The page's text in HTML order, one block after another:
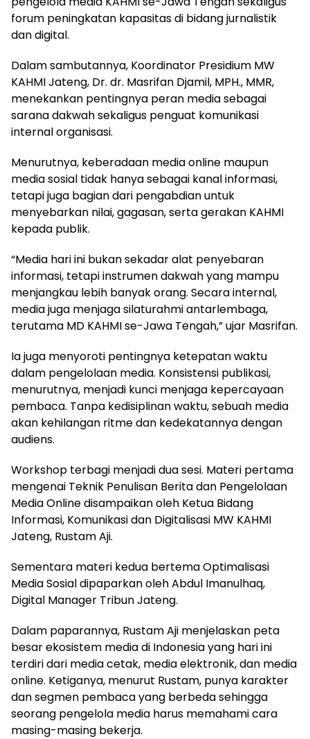
forum peningkatan kapasitas di bidang jurnalistik
dan digital.
Dalam sambutannya, Koordinator Presidium MW
KAHMI Jateng, Dr. dr. Masrifan Djamil, MPH., MMR,
menekankan pentingnya peran media sebagai
sarana dakwah sekaligus penguat komunikasi
internal organisasi.
Menurutnya, keberadaan media online maupun
media sosial tidak hanya sebagai kanal informasi,
tetapi juga bagian dari pengabdian untuk
menyebarkan nilai, gagasan, serta gerakan KAHMI
kepada publik.
“Media hari ini bukan sekadar alat penyebaran
informasi, tetapi instrumen dakwah yang mampu
menjangkau lebih banyak orang. Secara internal,
media juga menjaga silaturahmi antarlembaga,
terutama MD KAHMI se-Jawa Tengah,” ujar Masrifan.
Ia juga menyoroti pentingnya ketepatan waktu
dalam pengelolaan media. Konsistensi publikasi,
menurutnya, menjadi kunci menjaga kepercayaan
pembaca. Tanpa kedisiplinan waktu, sebuah media
akan kehilangan ritme dan kedekatannya dengan
audiens.
Workshop terbagi menjadi dua sesi. Materi pertama
mengenai Teknik Penulisan Berita dan Pengelolaan
Media Online disampaikan oleh Ketua Bidang
Informasi, Komunikasi dan Digitalisasi MW KAHMI
Jateng, Rustam Aji.
Sementara materi kedua bertema Optimalisasi
Media Sosial dipaparkan oleh Abdul Imanulhaq,
Digital Manager Tribun Jateng.
Dalam paparannya, Rustam Aji menjelaskan peta
besar ekosistem media di Indonesia yang hari ini
terdiri dari media cetak, media elektronik, dan media
online. Ketiganya, menurut Rustam, punya karakter
dan segmen pembaca yang berbeda sehingga
seorang pengelola media harus memahami cara
masing-masing bekerja.